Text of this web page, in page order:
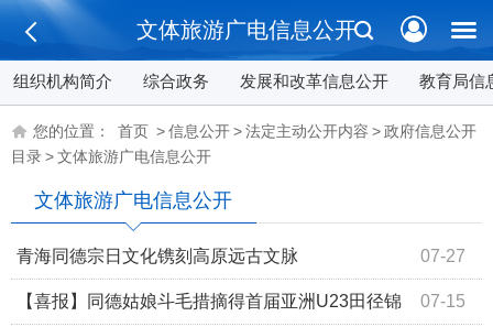
文体旅游广电信息公开
组织机构简介 综合政务 发展和改革信息公开 教育局信
您的位置： 首页 >信息公开>法定主动公开内容 >政府信息公开
目录>文体旅游广电信息公开
文体旅游广电信息公开
07-27
青海同德宗日文化镌刻高原远古文脉
07-15
【喜报】同德姑娘斗毛措摘得首届亚洲U23田径锦